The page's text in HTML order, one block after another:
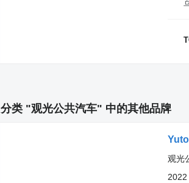
分类 "观光公共汽车" 中的其他品牌
观光
2022